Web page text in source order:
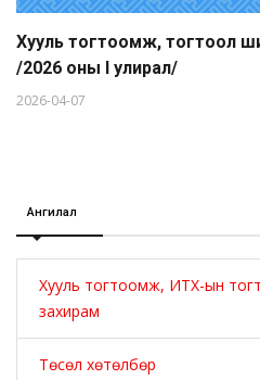
Хууль тогтоомж, тогтоол
/2026 оны I улирал/
2026-04-07
Ангилал
Хууль тогтоомж, ИТХ-ын
захирам
Төсөл хөтөлбөр